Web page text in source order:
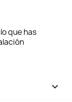
que has
